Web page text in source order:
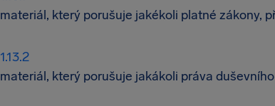
materiál, který porušuje jakékoli platné zákony,
materiál, který porušuje jakákoli práva